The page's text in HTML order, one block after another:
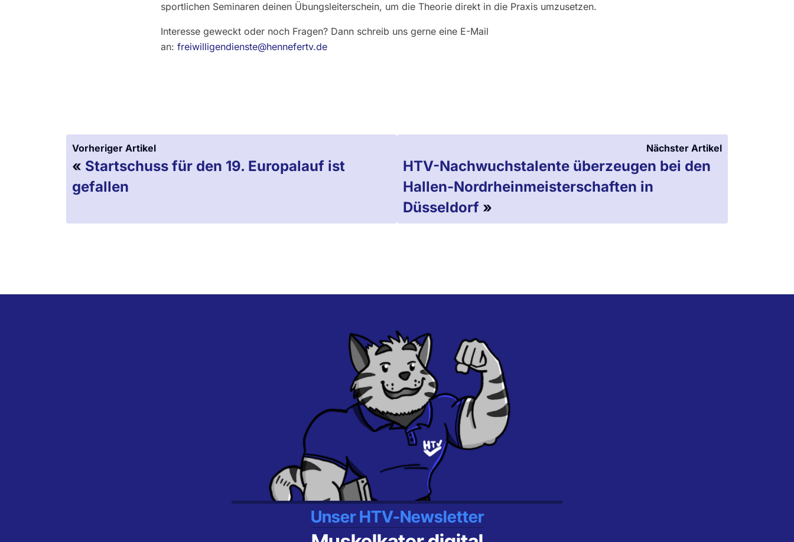
sportlichen Seminaren deinen Übungsleiterschein, um die Theorie direkt in die Praxis umzusetzen.
Interesse geweckt oder noch Fragen? Dann schreib uns gerne eine E-Mail
an: freiwilligendienste@hennefertv.de
Vorheriger Artikel
« Startschuss für den 19. Europalauf ist
gefallen
Nächster Artikel
HTV-Nachwuchstalente überzeugen bei den
Hallen-Nordrheinmeisterschaften in
Düsseldorf »
Unser HTV-Newsletter